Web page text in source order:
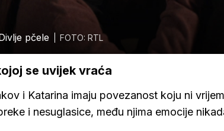
pčele FOTO: RTL
se uvijek vraća
i Katarina imaju povezanost koju ni
i nesuglasice, među njima emocije